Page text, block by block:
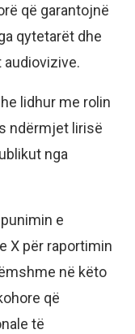
që garantojnë
qytetarët dhe
lidhur me rolin
ndërmjet lirisë
nga
e
X për raportimin
në këto
që
të